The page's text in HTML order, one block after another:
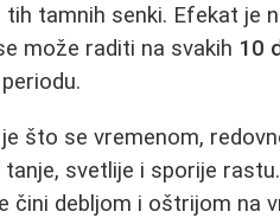
tih tamnih senki. Efekat je
može raditi na svakih 10
što se vremenom,
tanje, svetlije i sporije
čini debljom i oštrijom na